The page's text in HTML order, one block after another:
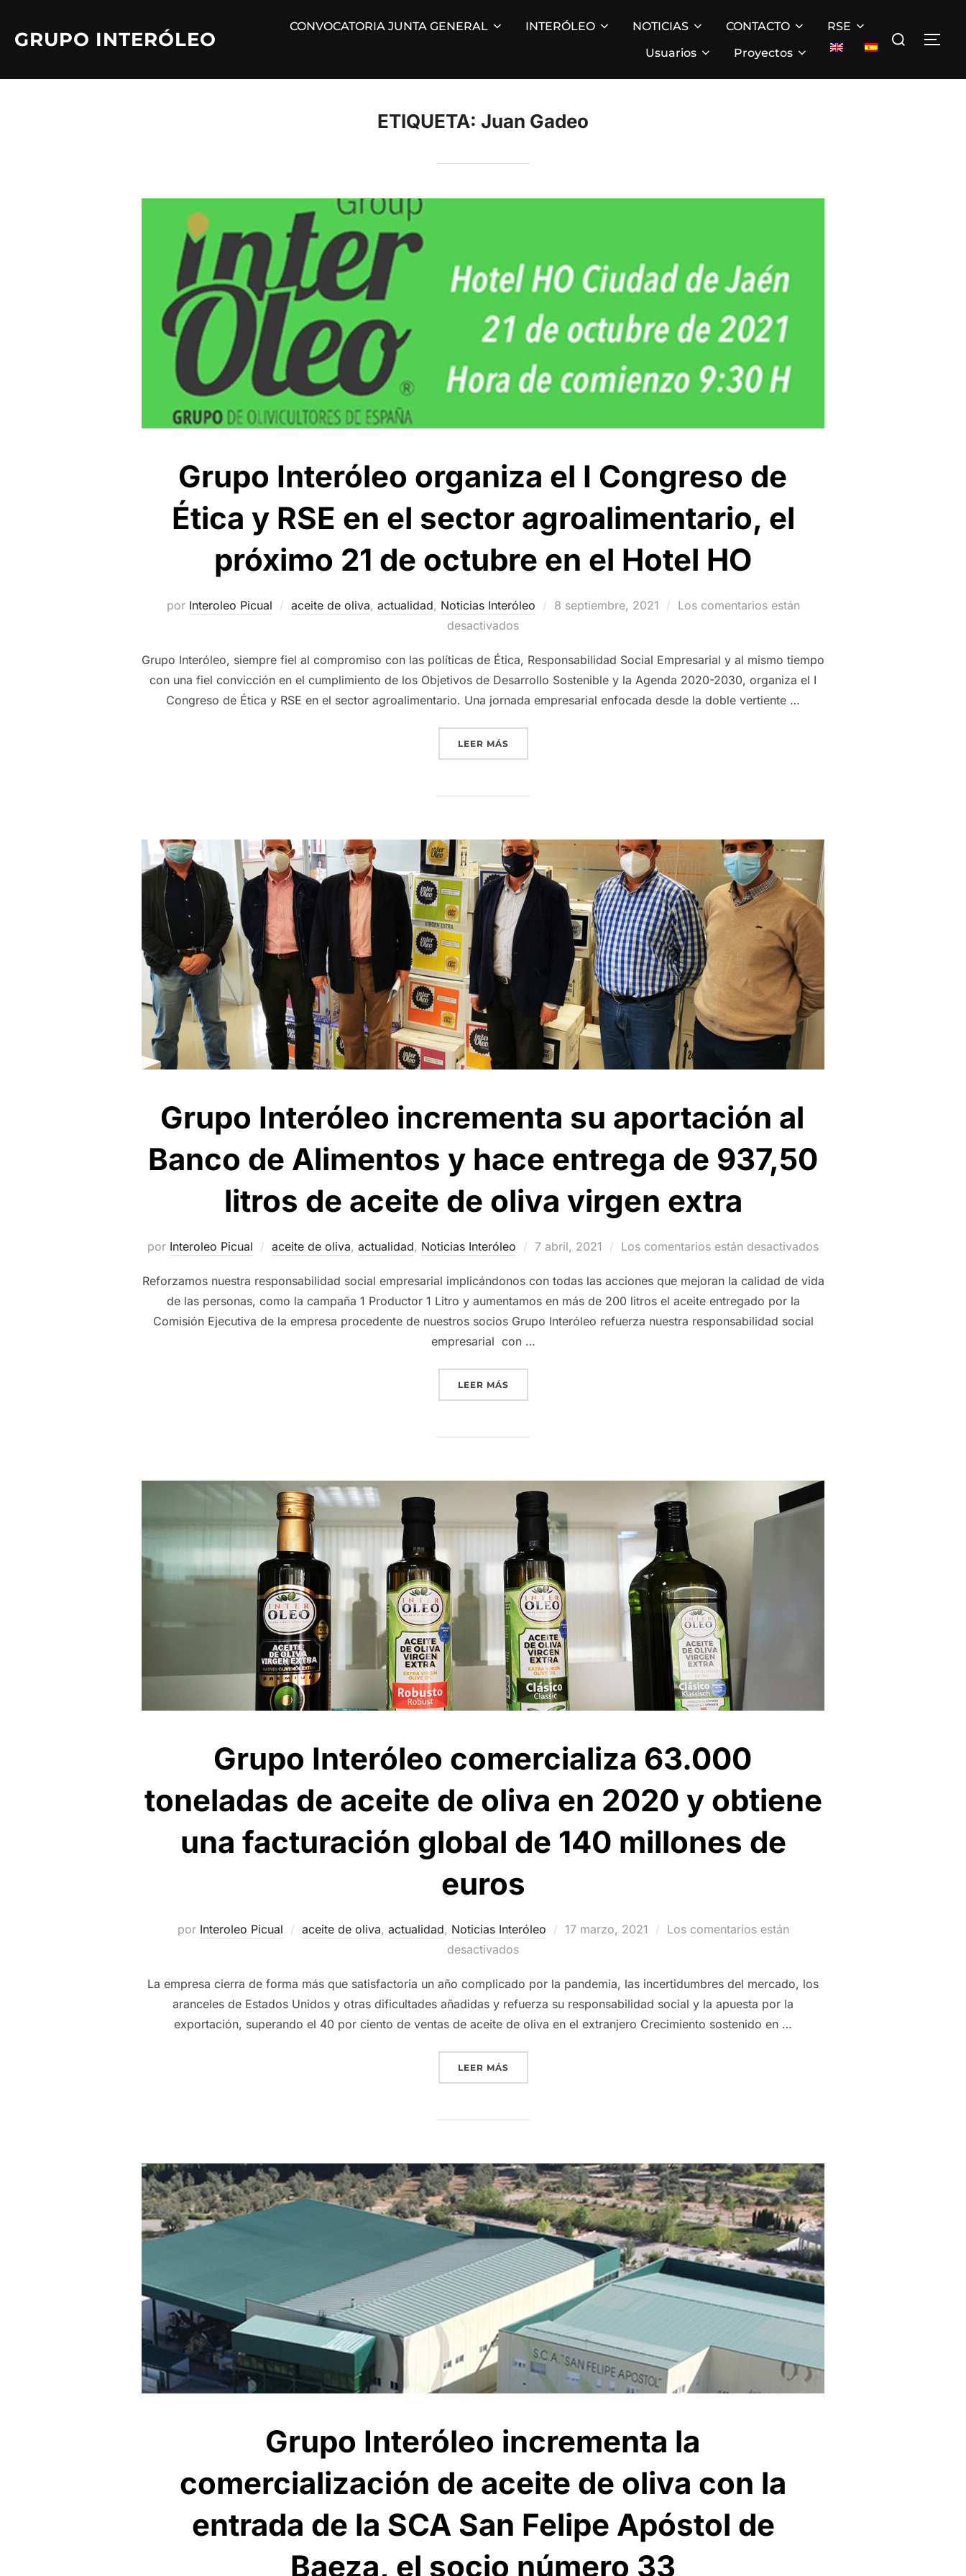
contenido
GRUPO INTERÓLEO
CONVOCATORIA JUNTA GENERAL INTERÓLEO NOTICIAS CONTACTO
RSE
Usuarios
Proyectos
Buscar:
ETIQUETA: Juan Gadeo
Grupo Interóleo organiza el I Congreso de
Ética y RSE en el sector agroalimentario, el
próximo 21 de octubre en el Hotel HO
por Interoleo Picual aceite de oliva, actualidad, Noticias Interóleo
Publicado
8 septiembre, 2021
Los comentarios están
desactivados
Grupo Interóleo, siempre fiel al compromiso con las políticas de Ética, Responsabilidad Social Empresarial y al mismo tiempo
con una fiel convicción en el cumplimiento de los Objetivos de Desarrollo Sostenible y la Agenda 2020-2030, organiza el I
Congreso de Ética y RSE en el sector agroalimentario. Una jornada empresarial enfocada desde la doble vertiente …
LEER MÁS«GRUPO INTERÓLEO ORGANIZA EL I CONGRESO DE ÉTICA Y RSE EN EL SECTOR
Grupo Interóleo incrementa su aportación al
Banco de Alimentos y hace entrega de 937,50
litros de aceite de oliva virgen extra
por Interoleo Picual aceite de oliva, actualidad, Noticias Interóleo
Publicado
7 abril, 2021 Los comentarios están desactivados
Reforzamos nuestra responsabilidad social empresarial implicándonos con todas las acciones que mejoran la calidad de vida
de las personas, como la campaña 1 Productor 1 Litro y aumentamos en más de 200 litros el aceite entregado por la
Comisión Ejecutiva de la empresa procedente de nuestros socios Grupo Interóleo refuerza nuestra responsabilidad social
empresarial con …
LEER MÁS«GRUPO INTERÓLEO INCREMENTA SU APORTACIÓN AL BANCO DE ALIMENTOS Y HACE
Grupo Interóleo comercializa 63.000
toneladas de aceite de oliva en 2020 y obtiene
una facturación global de 140 millones de
euros
por Interoleo Picual aceite de oliva, actualidad, Noticias Interóleo
Publicado
17 marzo, 2021
Los comentarios están
desactivados
La empresa cierra de forma más que satisfactoria un año complicado por la pandemia, las incertidumbres del mercado, los
aranceles de Estados Unidos y otras dificultades añadidas y refuerza su responsabilidad social y la apuesta por la
exportación, superando el 40 por ciento de ventas de aceite de oliva en el extranjero Crecimiento sostenido en …
LEER MÁS«GRUPO INTERÓLEO COMERCIALIZA 63.000 TONELADAS DE ACEITE DE OLIVA EN 2020
Grupo Interóleo incrementa la
comercialización de aceite de oliva con la
entrada de la SCA San Felipe Apóstol de
Baeza, el socio número 33